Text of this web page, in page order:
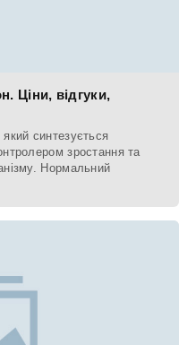
Ціни, відгуки,
синтезується
зростання та
Нормальний